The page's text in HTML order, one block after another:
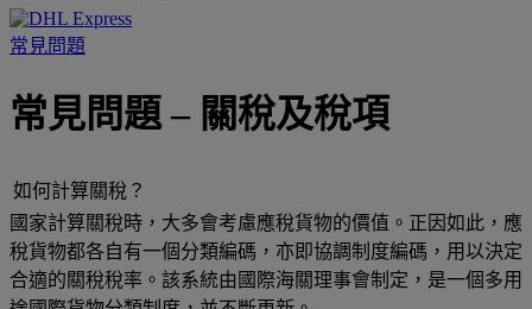
常見問題
常見問題 – 關稅及稅項
如何計算關稅？
國家計算關稅時，大多會考慮應稅貨物的價值。正因如此，應
稅貨物都各自有一個分類編碼，亦即協調制度編碼，用以決定
合適的關稅稅率。該系統由國際海關理事會制定，是一個多用